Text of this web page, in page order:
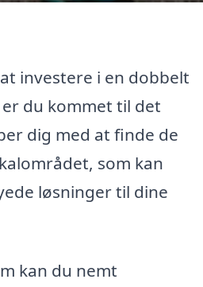
investere i en dobbelt
du kommet til det
dig med at finde de
som kan
løsninger til dine
kan du nemt